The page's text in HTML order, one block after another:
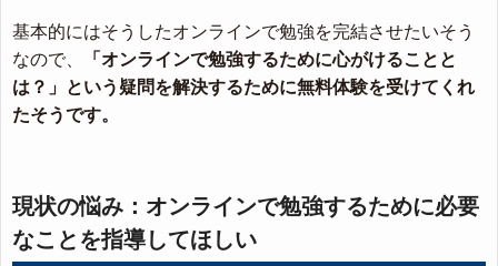
基本的にはそうしたオンラインで勉強を完結させたいそう
なので、
「オンラインで勉強するために心がけることと
は？」という疑問を解決するために無料体験を受けてくれ
たそうです。
現状の悩み：オンラインで勉強するために必要
なことを指導してほしい